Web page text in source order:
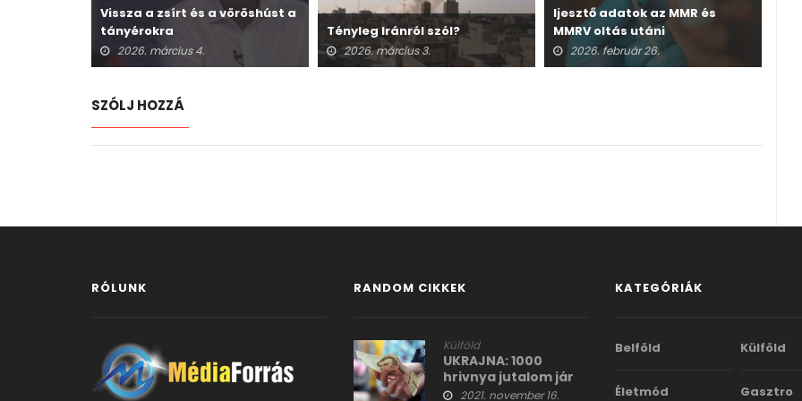
Vissza a zsírt és a vöröshúst a
tányérokra
2026. március 4.
Tényleg Iránról szól?
2026. március 3.
Ijesztő adatok az MMR és
MMRV oltás utáni
halálesetekről
2026. február 26.
SZÓLJ HOZZÁ
RÓLUNK RANDOM CIKKEK
Külföld
UKRAJNA: 1000
hrivnya jutalom jár
az oltásért
2021. november 16.
KATEGÓRIÁK
Belföld Külföld
Életmód Gasztro